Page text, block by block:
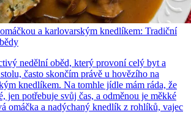
a karlovarským knedlíkem: Tradiční
nedělní oběd, který provoní celý byt a
často skončím právě u hovězího na
knedlíkem. Na tomhle jídle mám ráda, že
jen potřebuje svůj čas, a odměnou je měkké
omáčka a nadýchaný knedlík z rohlíků, vajec